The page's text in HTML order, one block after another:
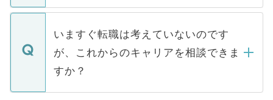
関を公にしてしまうと、応募が殺到する場
に、医療機関が求める条件に合った人材の
みを人材紹介会社に依頼するケースが増え
ています。
定を承諾する必要はありません。内定先へ
の辞退の連絡はキャリアパートナーが行い
個人情報が漏えいすることはありませんの
で、ご安心ください。当サイトからの登録
などで収集したご登録者様の個人情報は、
ご本人のキャリアアップおよび転職活動の
支援を目的に使用いたします。お預かりし
ているすべての個人データはご本人の許可
いますぐ転職は考えていないのです
が、これからのキャリアを相談できま
すか？